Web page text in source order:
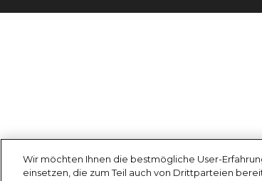
Wir möchten Ihnen die bestmögliche User-
einsetzen, die zum Teil auch von Drittparteien